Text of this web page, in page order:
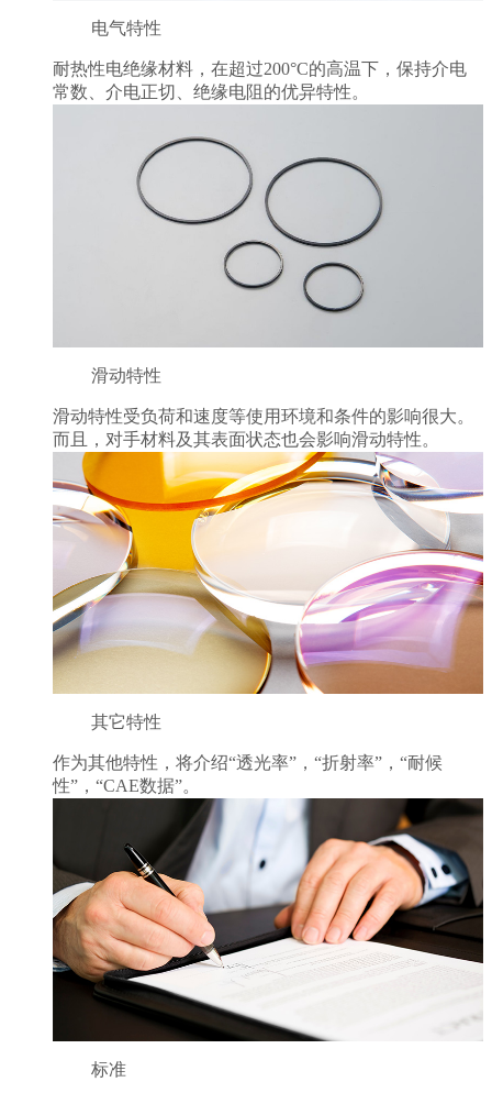
电气特性
耐热性电绝缘材料，在超过200°C的高温下，保持介电
常数、介电正切、绝缘电阻的优异特性。
滑动特性
滑动特性受负荷和速度等使用环境和条件的影响很大。
而且，对手材料及其表面状态也会影响滑动特性。
其它特性
作为其他特性，将介绍“透光率”，“折射率”，“耐候
性”，“CAE数据”。
标准